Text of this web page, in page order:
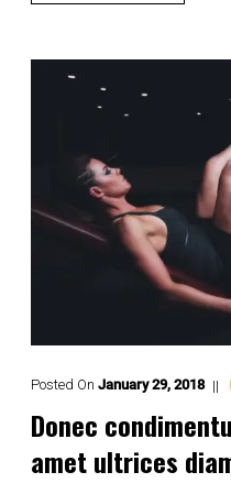
Posted On January 29, 2018
Donec
amet ultrices